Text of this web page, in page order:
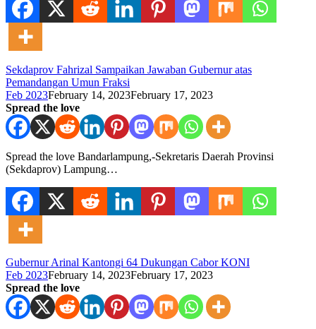
Sekdaprov Fahrizal Sampaikan Jawaban Gubernur atas
Pemandangan Umun Fraksi
Feb 2023February 14, 2023February 17, 2023
Spread the love
Spread the love Bandarlampung,-Sekretaris Daerah Provinsi
(Sekdaprov) Lampung…
Gubernur Arinal Kantongi 64 Dukungan Cabor KONI
Feb 2023February 14, 2023February 17, 2023
Spread the love